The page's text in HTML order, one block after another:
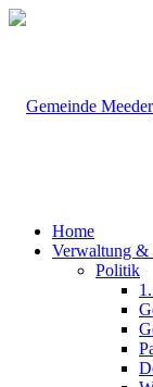
Home
Verwaltung
Politik